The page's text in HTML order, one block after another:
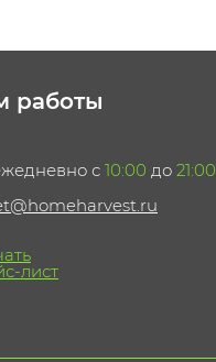
работы
с 10:00 до 21:00
лист